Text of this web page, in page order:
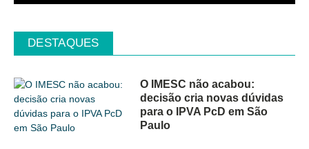
DESTAQUES
O IMESC não acabou:
decisão cria novas dúvidas
para o IPVA PcD em São
Paulo